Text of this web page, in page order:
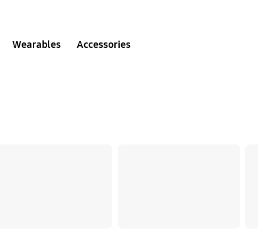
Wearables Accessories